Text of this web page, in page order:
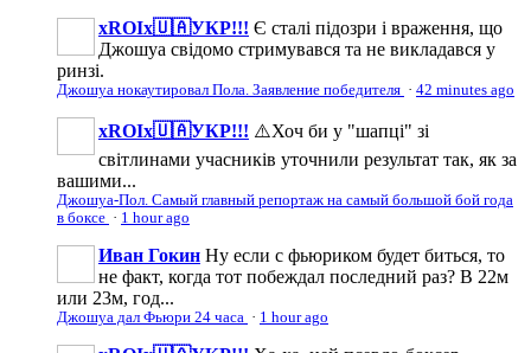
xROIx🇺🇦УКР!!! Є сталі підозри і враження, що
Джошуа свідомо стримувався та не викладався у
ринзі.
Джошуа нокаутировал Пола. Заявление победителя · 42 minutes ago
xROIx🇺🇦УКР!!! ⚠️Хоч би у "шапці" зі
світлинами учасників уточнили результат так, як за
вашими...
Джошуа-Пол. Самый главный репортаж на самый большой бой года
в боксе · 1 hour ago
Иван Гокин Ну если с фьюриком будет биться, то
не факт, когда тот побеждал последний раз? В 22м
или 23м, год...
Джошуа дал Фьюри 24 часа · 1 hour ago